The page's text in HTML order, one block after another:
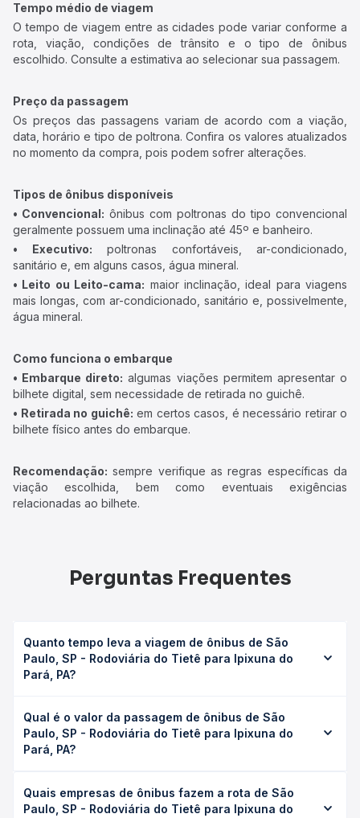
Tempo médio de viagem
O tempo de viagem entre as cidades pode variar conforme a
rota, viação, condições de trânsito e o tipo de ônibus
escolhido. Consulte a estimativa ao selecionar sua passagem.
Preço da passagem
Os preços das passagens variam de acordo com a viação,
data, horário e tipo de poltrona. Confira os valores atualizados
no momento da compra, pois podem sofrer alterações.
Tipos de ônibus disponíveis
• Convencional: ônibus com poltronas do tipo convencional
geralmente possuem uma inclinação até 45º e banheiro.
• Executivo: poltronas confortáveis, ar-condicionado,
sanitário e, em alguns casos, água mineral.
• Leito ou Leito-cama: maior inclinação, ideal para viagens
mais longas, com ar-condicionado, sanitário e, possivelmente,
água mineral.
Como funciona o embarque
• Embarque direto: algumas viações permitem apresentar o
bilhete digital, sem necessidade de retirada no guichê.
• Retirada no guichê: em certos casos, é necessário retirar o
bilhete físico antes do embarque.
Recomendação: sempre verifique as regras específicas da
viação escolhida, bem como eventuais exigências
relacionadas ao bilhete.
Perguntas Frequentes
Quanto tempo leva a viagem de ônibus de São
Paulo, SP - Rodoviária do Tietê para Ipixuna do
Pará, PA?
Tietê para Ipixuna do Pará, PA leva em média 51h 16min,
podendo variar conforme a viação, o tipo de serviço
(convencional, executivo ou leito) e as condições de
desejada.
Qual é o valor da passagem de ônibus de São
Paulo, SP - Rodoviária do Tietê para Ipixuna do
Pará, PA?
Rodoviária do Tietê para Ipixuna do Pará, PA custa em
média R$ 1.028,69 e varia conforme a data da viagem, a
Quais empresas de ônibus fazem a rota de São
Paulo, SP - Rodoviária do Tietê para Ipixuna do